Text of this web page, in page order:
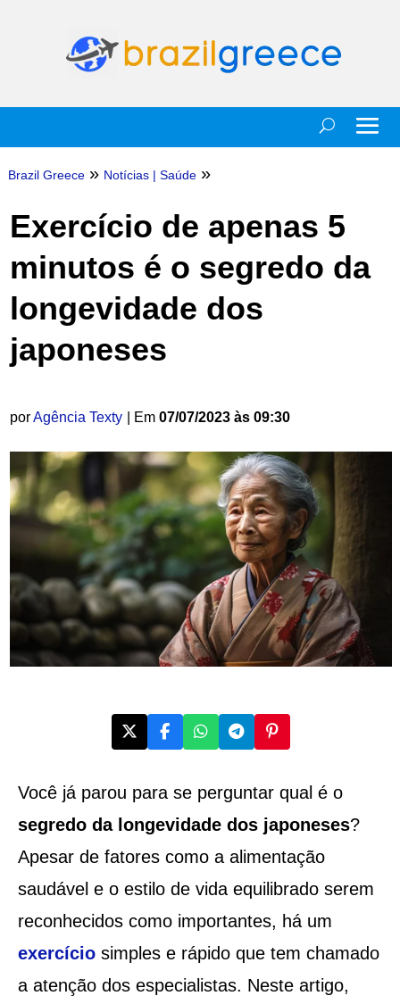
Brazil Greece » Notícias| Saúde »
Exercício de apenas 5
minutos é o segredo da
longevidade dos
japoneses
porAgência Texty | Em 07/07/2023 às 09:30
Você já parou para se perguntar qual é o
segredo da longevidade dos japoneses?
Apesar de fatores como a alimentação
saudável e o estilo de vida equilibrado serem
reconhecidos como importantes, há um
exercíciosimples e rápido que tem chamado
a atenção dos especialistas. Neste artigo,